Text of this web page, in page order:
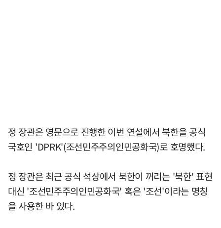
정 장관은 영문으로 진행한 이번 연설에서 북한을 공식
국호인 'DPRK'(조선민주주의인민공화국)로 호명했다.
정 장관은 최근 공식 석상에서 북한이 꺼리는 '북한' 표현
대신 '조선민주주의인민공화국' 혹은 '조선'이라는 명칭
을 사용한 바 있다.